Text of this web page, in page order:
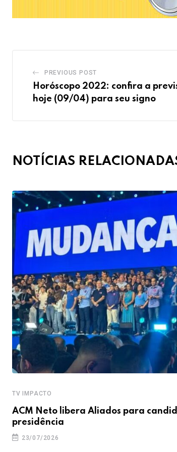
PREVIOUS POST
Horóscopo 2022: confira a
hoje (09/04) para seu signo
NOTÍCIAS
TV IMPACTO
ACM Neto libera Aliados para
presidência
23/07/2026